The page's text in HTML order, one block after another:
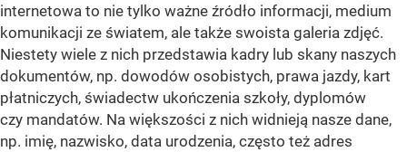
internetowa to nie tylko ważne źródło informacji, medium
komunikacji ze światem, ale także swoista galeria zdjęć.
Niestety wiele z nich przedstawia kadry lub skany naszych
dokumentów, np. dowodów osobistych, prawa jazdy, kart
płatniczych, świadectw ukończenia szkoły, dyplomów
czy mandatów. Na większości z nich widnieją nasze dane,
np. imię, nazwisko, data urodzenia, często też adres